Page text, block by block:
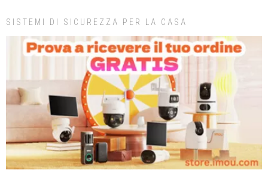
SISTEMI DI SICUREZZA PER LA CASA